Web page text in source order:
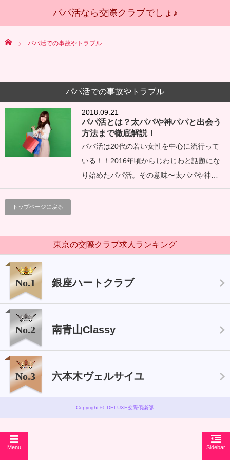
Menu Sidebar
Home パパ活での事故やトラブル
パパ活での事故やトラブル
2018.09.21
パパ活とは？太パパや神パパと出会う
方法まで徹底解説！
パパ活は20代の若い女性を中心に流行って
いる！！2016年頃からじわじわと話題にな
り始めたパパ活。その意味〜太パパや神…
トップページに戻る
東京の交際クラブ求人ランキング
No.1 銀座ハートクラブ
No.2 南青山Classy
No.3 六本木ヴェルサイユ
Copyright © DELUXE交際倶楽部